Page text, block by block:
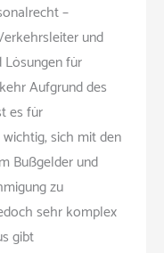
–
und
Lösungen für
Aufgrund des
es für
sich mit den
Bußgelder und
zu
sehr komplex
gibt